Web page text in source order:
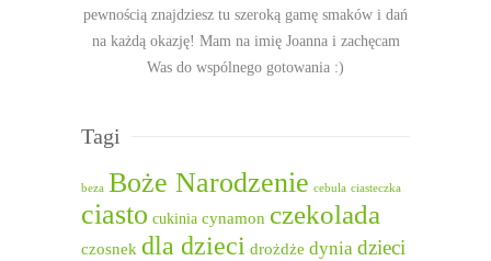
pewnością znajdziesz tu szeroką gamę smaków i dań
na każdą okazję! Mam na imię Joanna i zachęcam
Was do wspólnego gotowania :)
Tagi
beza Boże Narodzenie cebula ciasteczka
ciasto cukinia cynamon czekolada
czosnek dla dzieci drożdże dynia dzieci